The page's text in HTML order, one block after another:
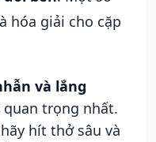
hóa giải cho cặp
và lắng
trọng nhất.
hít thở sâu và